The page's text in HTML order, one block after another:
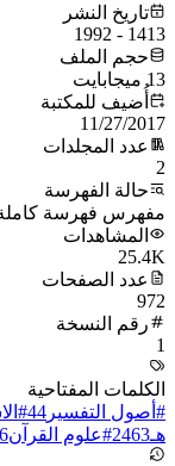
تاريخ النشر
1413 - 1992
حجم الملف
13 ميجابايت
أُضيف للمكتبة
11/27/2017
عدد المجلدات
2
حالة الفهرسة
مفهرس فهرسة
المشاهدات
25.4K
عدد الصفحات
972
رقم النسخة
1
الكلمات المفتاحية
# أصول التفسير 44
#
هـ2463
#علوم القرآن